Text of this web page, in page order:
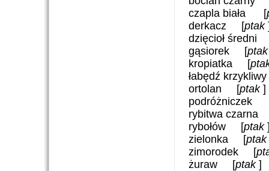
czapla biała [
derkacz [ptak
dzięcioł
gąsiorek [
kropiatka [
łabędź
ortolan [ptak ]
podróżniczek
rybitwa
rybołów [ptak
zielonka [ptak
zimorodek [
żuraw [ptak ]